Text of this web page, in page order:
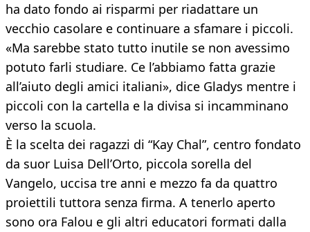
ha dato fondo ai risparmi per riadattare un
vecchio casolare e continuare a sfamare i piccoli.
«Ma sarebbe stato tutto inutile se non avessimo
potuto farli studiare. Ce l’abbiamo fatta grazie
all’aiuto degli amici italiani», dice Gladys mentre i
piccoli con la cartella e la divisa si incamminano
verso la scuola.
È la scelta dei ragazzi di “Kay Chal”, centro fondato
da suor Luisa Dell’Orto, piccola sorella del
Vangelo, uccisa tre anni e mezzo fa da quattro
proiettili tuttora senza firma. A tenerlo aperto
sono ora Falou e gli altri educatori formati dalla